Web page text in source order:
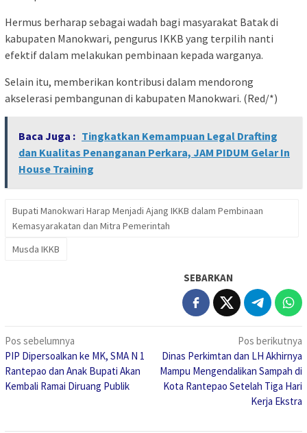
Hermus berharap sebagai wadah bagi masyarakat Batak di
kabupaten Manokwari, pengurus IKKB yang terpilih nanti
efektif dalam melakukan pembinaan kepada warganya.
Selain itu, memberikan kontribusi dalam mendorong
akselerasi pembangunan di kabupaten Manokwari. (Red/*)
Baca Juga : Tingkatkan Kemampuan Legal Drafting
dan Kualitas Penanganan Perkara, JAM PIDUM Gelar In
House Training
Bupati Manokwari Harap Menjadi Ajang IKKB dalam Pembinaan
Kemasyarakatan dan Mitra Pemerintah
Musda IKKB
SEBARKAN
Navigasi
pos
Pos sebelumnya
PIP Dipersoalkan ke MK, SMA N 1
Rantepao dan Anak Bupati Akan
Kembali Ramai Diruang Publik
Pos berikutnya
Dinas Perkimtan dan LH Akhirnya
Mampu Mengendalikan Sampah di
Kota Rantepao Setelah Tiga Hari
Kerja Ekstra